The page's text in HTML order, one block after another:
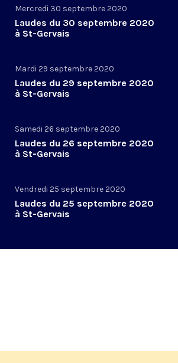
Mercredi 30 septembre 2020
Laudes du 30 septembre 2020
à St-Gervais
Mardi 29 septembre 2020
Laudes du 29 septembre 2020
à St-Gervais
Samedi 26 septembre 2020
Laudes du 26 septembre 2020
à St-Gervais
Vendredi 25 septembre 2020
Laudes du 25 septembre 2020
à St-Gervais